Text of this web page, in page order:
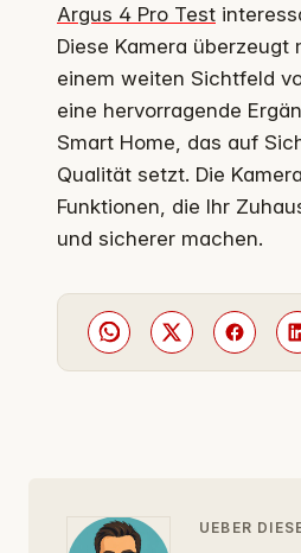
Argus 4 Pro Test
Diese Kamera überzeugt
einem weiten Sichtfeld
eine hervorragende
Smart Home, das auf
Qualität setzt. Die
Funktionen, die Ihr
und sicherer machen.
UEBER